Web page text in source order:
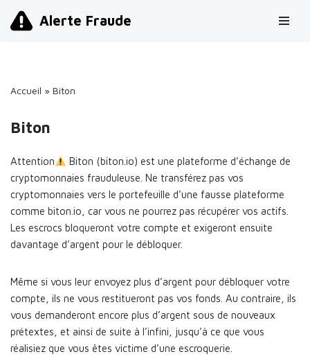
Alerte Fraude
Accueil » Biton
Biton
Attention
Biton (biton.io) est une plateforme d’échange de
cryptomonnaies frauduleuse. Ne transférez pas vos
cryptomonnaies vers le portefeuille d’une fausse plateforme
comme biton.io, car vous ne pourrez pas récupérer vos actifs.
Les escrocs bloqueront votre compte et exigeront ensuite
davantage d’argent pour le débloquer.
Même si vous leur envoyez plus d’argent pour débloquer votre
compte, ils ne vous restitueront pas vos fonds. Au contraire, ils
vous demanderont encore plus d’argent sous de nouveaux
prétextes, et ainsi de suite à l’infini, jusqu’à ce que vous
réalisiez que vous êtes victime d’une escroquerie.